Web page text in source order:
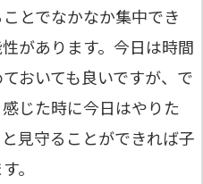
とでなかなか集中でき
があります。今日は時間
おいても良いですが、で
じた時に今日はやりた
見守ることができれば子
。